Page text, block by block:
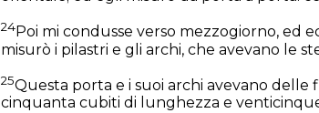
24Poi mi condusse verso mezzogiorno, ed
misurò i pilastri e gli archi, che avevano le
25Questa porta e i suoi archi avevano
cinquanta cubiti di lunghezza e